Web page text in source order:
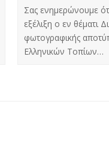
Σας ενημερώνουμε
εξέλιξη ο εν θέματι
φωτογραφικής
Ελληνικών Τοπίων…